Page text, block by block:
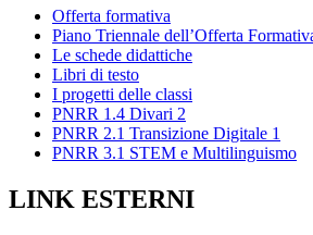
Offerta formativa
Piano Triennale dell’Offerta
Le schede didattiche
Libri di testo
I progetti delle classi
PNRR 1.4 Divari 2
PNRR 2.1 Transizione Digitale 1
PNRR 3.1 STEM e Multilinguismo
LINK ESTERNI